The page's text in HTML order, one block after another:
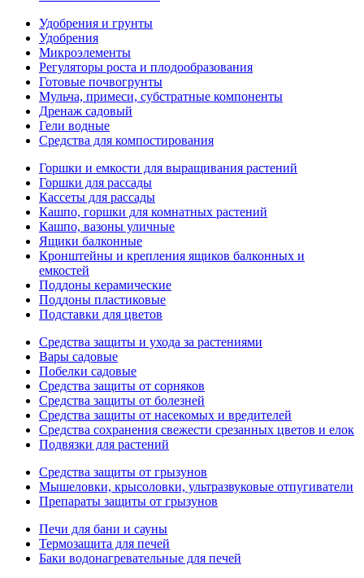
Удобрения и грунты
Удобрения
Микроэлементы
Регуляторы роста и плодообразования
Готовые почвогрунты
Мульча, примеси, субстратные компоненты
Дренаж садовый
Гели водные
Средства для компостирования
Горшки и емкости для выращивания растений
Горшки для рассады
Кассеты для рассады
Кашпо, горшки для комнатных растений
Кашпо, вазоны уличные
Ящики балконные
Кронштейны и крепления ящиков балконных и
емкостей
Поддоны керамические
Поддоны пластиковые
Подставки для цветов
Средства защиты и ухода за растениями
Вары садовые
Побелки садовые
Средства защиты от сорняков
Средства защиты от болезней
Средства защиты от насекомых и вредителей
Средства сохранения свежести срезанных цветов и елок
Подвязки для растений
Средства защиты от грызунов
Мышеловки, крысоловки, ультразвуковые отпугиватели
Препараты защиты от грызунов
Печи для бани и сауны
Термозащита для печей
Баки водонагревательные для печей